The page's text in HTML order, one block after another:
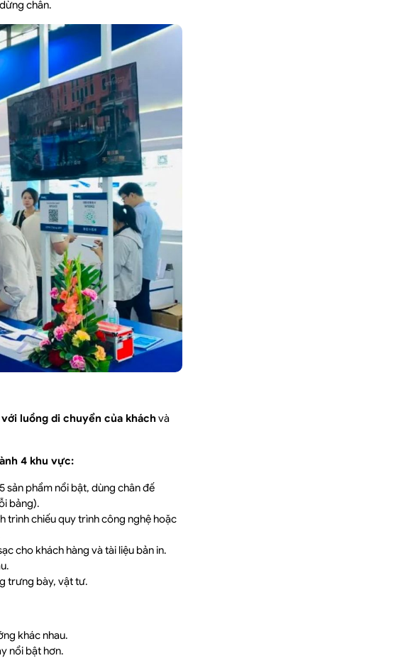
chân.
luồng di chuyển của kháchvà
4 khu vực:
sản phẩm nổi bật, dùng chân đế
bảng).
trình chiếu quy trình công nghệ hoặc
cho khách hàng và tài liệu bản in.
trưng bày, vật tư.
khác nhau.
nổi bật hơn.